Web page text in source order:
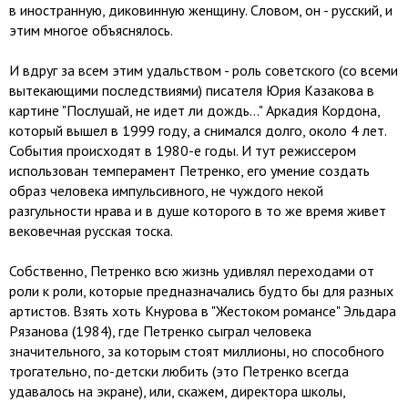
в иностранную, диковинную женщину. Словом, он - русский, и
этим многое объяснялось.
И вдруг за всем этим удальством - роль советского (со всеми
вытекающими последствиями) писателя Юрия Казакова в
картине "Послушай, не идет ли дождь..." Аркадия Кордона,
который вышел в 1999 году, а снимался долго, около 4 лет.
События происходят в 1980-е годы. И тут режиссером
использован темперамент Петренко, его умение создать
образ человека импульсивного, не чуждого некой
разгульности нрава и в душе которого в то же время живет
вековечная русская тоска.
Собственно, Петренко всю жизнь удивлял переходами от
роли к роли, которые предназначались будто бы для разных
артистов. Взять хоть Кнурова в "Жестоком романсе" Эльдара
Рязанова (1984), где Петренко сыграл человека
значительного, за которым стоят миллионы, но способного
трогательно, по-детски любить (это Петренко всегда
удавалось на экране), или, скажем, директора школы,